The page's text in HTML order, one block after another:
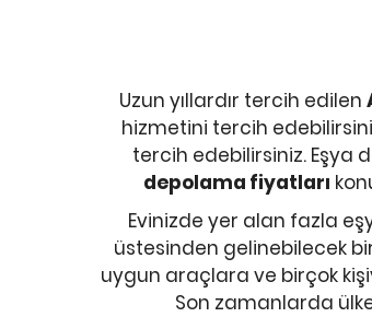
Uzun yıllardır tercih edilen
hizmetini tercih
tercih edebilirsiniz. Eşya
depolama fiyatları
Evinizde yer alan fazla
üstesinden gelinebilecek
uygun araçlara ve birçok
Son zamanlarda